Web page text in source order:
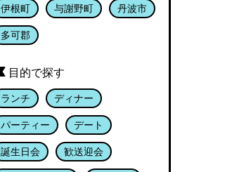
伊根町 与謝野町 丹波市
多可郡
目的で探す
ランチ ディナー
パーティー デート
誕生日会 歓送迎会